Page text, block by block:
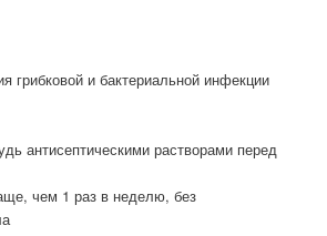
грибковой и бактериальной инфекции
антисептическими растворами перед
чем 1 раз в неделю, без